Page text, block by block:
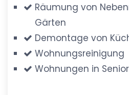
Räumung von
Gärten
Demontage von
Wohnungsreinigung
Wohnungen in